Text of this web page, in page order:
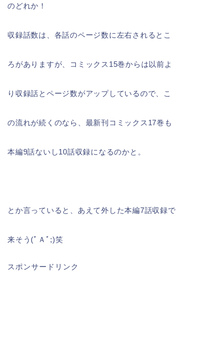
のどれか！
収録話数は、各話のページ数に左右されるとこ
ろがありますが、コミックス15巻からは以前よ
り収録話とページ数がアップしているので、こ
の流れが続くのなら、最新刊コミックス17巻も
本編9話ないし10話収録になるのかと。
とか言っていると、あえて外した本編7話収録で
来そう(ﾟＡﾟ;)笑
スポンサードリンク